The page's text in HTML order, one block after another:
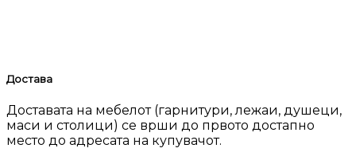
Достава
Доставата на мебелот (гарнитури, лежаи, душеци,
маси и столици) се врши до првото достапно
место до адресата на купувачот.